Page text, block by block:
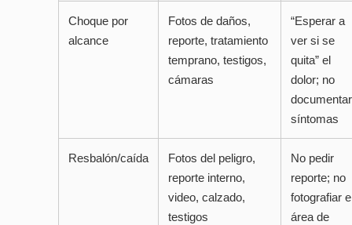
Choque por
alcance
Fotos de daños,
reporte, tratamiento
temprano, testigos,
cámaras
“Esperar a
ver si se
quita” el
dolor; no
documentar
síntomas
Resbalón/caída
Fotos del peligro,
reporte interno,
video, calzado,
testigos
No pedir
reporte; no
fotografiar
área de